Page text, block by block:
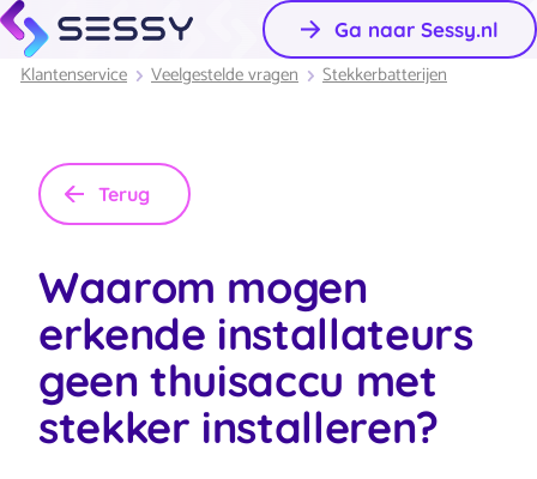
Ga naar Sessy.nl
Klantenservice Veelgestelde vragen Stekkerbatterijen
Terug
Waarom mogen
erkende installateurs
geen thuisaccu met
stekker installeren?